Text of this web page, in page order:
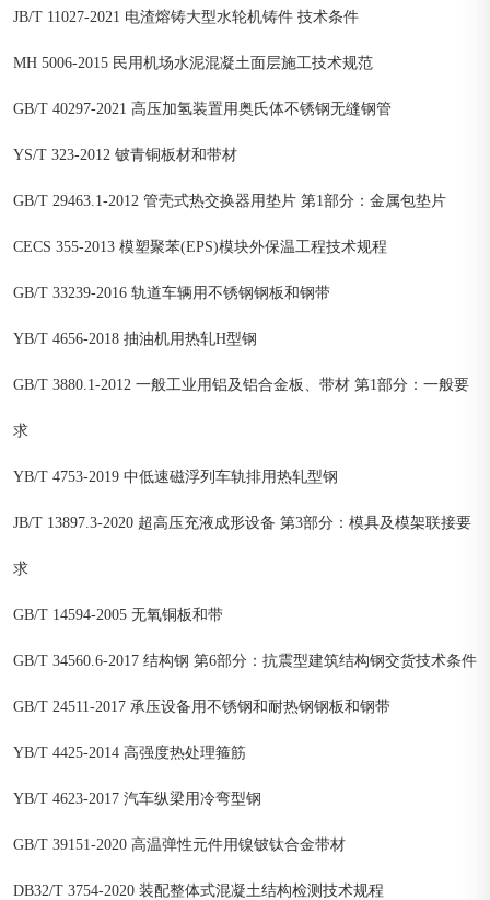
JB/T 11027-2021 电渣熔铸大型水轮机铸件 技术条件
MH 5006-2015 民用机场水泥混凝土面层施工技术规范
GB/T 40297-2021 高压加氢装置用奥氏体不锈钢无缝钢管
YS/T 323-2012 铍青铜板材和带材
GB/T 29463.1-2012 管壳式热交换器用垫片 第1部分：金属包垫片
CECS 355-2013 模塑聚苯(EPS)模块外保温工程技术规程
GB/T 33239-2016 轨道车辆用不锈钢钢板和钢带
YB/T 4656-2018 抽油机用热轧H型钢
GB/T 3880.1-2012 一般工业用铝及铝合金板、带材 第1部分：一般要
求
YB/T 4753-2019 中低速磁浮列车轨排用热轧型钢
JB/T 13897.3-2020 超高压充液成形设备 第3部分：模具及模架联接要
求
GB/T 14594-2005 无氧铜板和带
GB/T 34560.6-2017 结构钢 第6部分：抗震型建筑结构钢交货技术条件
GB/T 24511-2017 承压设备用不锈钢和耐热钢钢板和钢带
YB/T 4425-2014 高强度热处理箍筋
YB/T 4623-2017 汽车纵梁用冷弯型钢
GB/T 39151-2020 高温弹性元件用镍铍钛合金带材
DB32/T 3754-2020 装配整体式混凝土结构检测技术规程